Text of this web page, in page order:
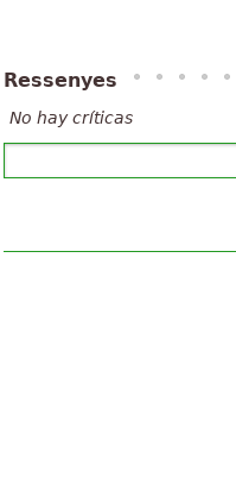
Ressenyes
No hay críticas